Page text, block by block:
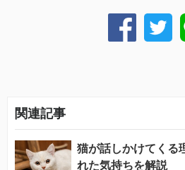
関連記事
猫が話しかけてくる
れた気持ちを解説